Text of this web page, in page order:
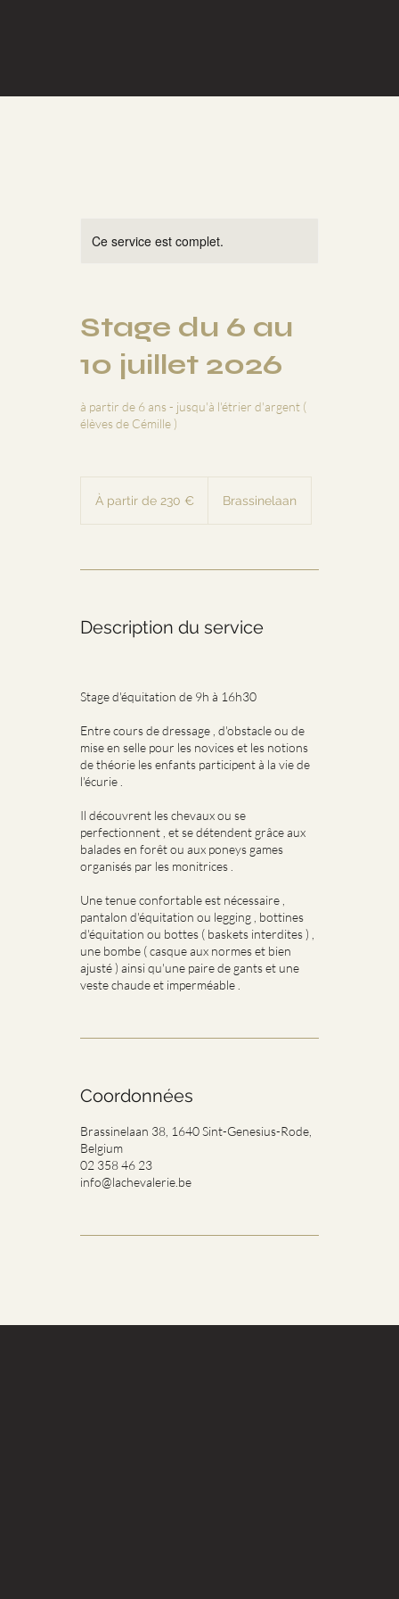
Ce service est complet.
Stage du 6 au
10 juillet 2026
à partir de 6 ans - jusqu'à l'étrier d'argent (
élèves de Cémille )
partir
À partir de 230 € Brassinelaan
Description du service
Stage d'équitation de 9h à 16h30
Entre cours de dressage , d'obstacle ou de
mise en selle pour les novices et les notions
de théorie les enfants participent à la vie de
l'écurie .
Il découvrent les chevaux ou se
perfectionnent , et se détendent grâce aux
balades en forêt ou aux poneys games
organisés par les monitrices .
Une tenue confortable est nécessaire ,
pantalon d'équitation ou legging , bottines
d'équitation ou bottes ( baskets interdites ) ,
une bombe ( casque aux normes et bien
ajusté ) ainsi qu'une paire de gants et une
Coordonnées
Brassinelaan 38, 1640 Sint-Genesius-Rode,
Belgium
02 358 46 23
info@lachevalerie.be